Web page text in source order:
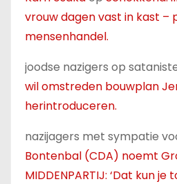
vrouw dagen vast in kast –
mensenhandel.
joodse nazigers op
wil omstreden bouwplan
herintroduceren.
nazijagers met sympatie
Bontenbal (CDA) noemt
MIDDENPARTIJ: ‘Dat kun je